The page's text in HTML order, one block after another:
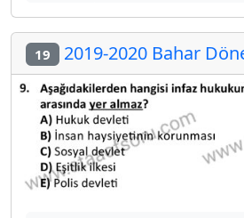
19 2019-2020 Bahar